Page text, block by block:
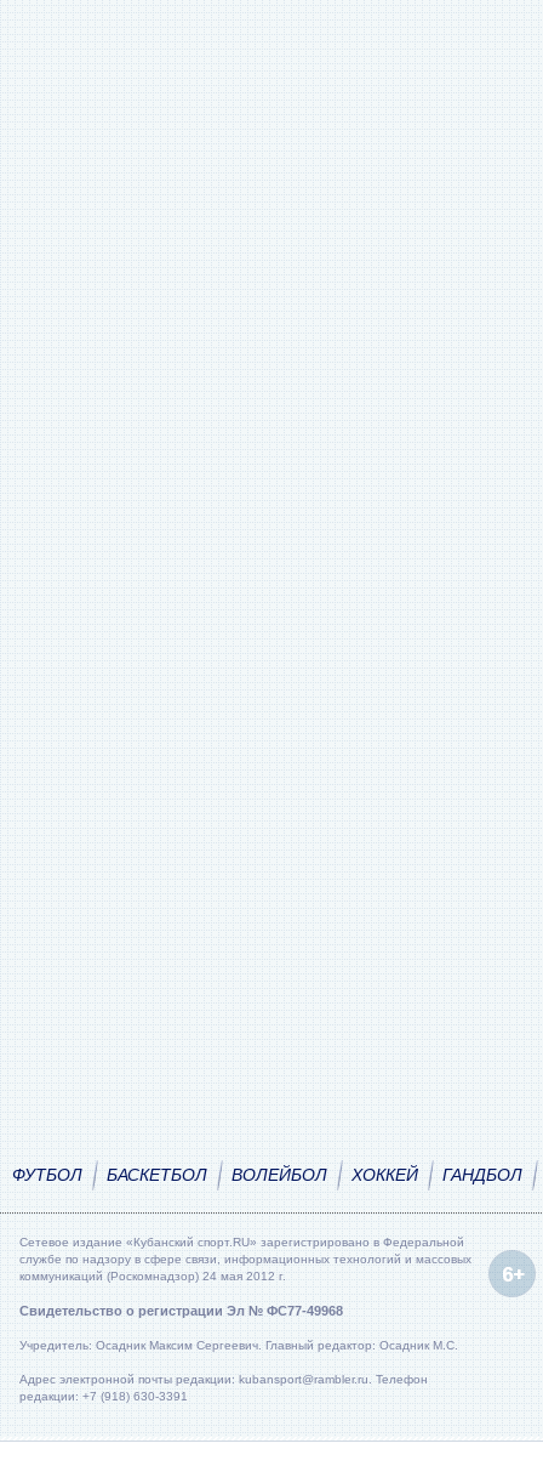
ФУТБОЛ БАСКЕТБОЛ ВОЛЕЙБОЛ ХОККЕЙ ГАНДБОЛ
Сетевое издание «Кубанский спорт.RU» зарегистрировано в Федеральной
службе по надзору в сфере связи, информационных технологий и массовых
коммуникаций (Роскомнадзор) 24 мая 2012 г.
Свидетельство о регистрации Эл № ФС77-49968
Учредитель: Осадник Максим Сергеевич. Главный редактор: Осадник М.С.
Адрес электронной почты редакции: kubansport@rambler.ru. Телефон
редакции: +7 (918) 630-3391